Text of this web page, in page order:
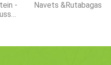
-
Navets &Rutabagas